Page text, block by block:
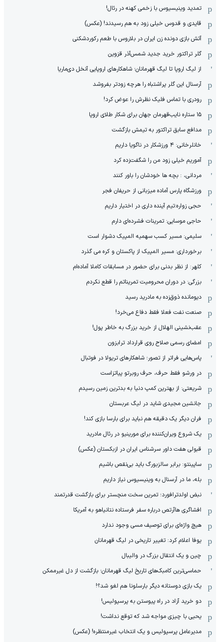
تمدید وینیسیوس با زخمی کهنه در رئال!
قایدی و قدوس خیلی زود به هم رسیدند! (عکس)
آتش بازی دونده زن ایران در بلاروس با طعم رکوردشکنی
گلر تراکتور خرید جدید شمس‌آذر قزوین
از لیگ اروپا تا لیگ قهرمانان؛ شاهکارهای اروپایی آنخل دی‌ماریا
آرسنال این گلر پراشتباه را هرچه زودتر بفروشد
رودری با تماس فلیک نظرش را عوض کرد!
١۵ ستاره نایب‌قهرمان جهان برای شکار طلای اروپا
مدافع سابق تراکتور به تیمش بازگشت
خانلرخانی: ۴ ورزشکار در ناگویا داریم
آموریم خیلی زود من را شگفت‌زده کرد
مردانی، : بچه ها خودشان را باور کنند
ورزشگاه پارس آماده میزبانی از حریفان فجر
حجی زواره:تیم آینده داری در اختیار داریم
حاجی موسایی: تمرینات فشرده‌ای دارم
سلیمی: مسیر کسب سهمیه المپیک دشوار است
برخورداری: مسیر المپیک از پاکستان و کره می گذرد
کلهر: از نظر بدنی برای حضور در مسابقات کاملا آماده‌ام
بزرگی: در دوران محرومیت تمریناتم را قطع نکردم
دیومانده ذوق‌زده به مادرید رسید
صنعت نفت فعلا فقط دفاع می‌خرد!
عقب‌نشینی الهلال از خرید بزرگ به خاطر پول!
امضای رسمی صلاح روی قرارداد ترابزون
پاس‌هایی فراتر از تصور؛ شاهکارهای تریولا در فوتبال
در ورشو فقط حرف، حرف روبرتو پیاتزاست
شریعتی: از بهترین کمپ‌ دنیا به بدترین زمین‌ رسیدم
جانشین مجیدی شاید در لیگ عربستان
فران دیگر یک دقیقه هم نباید برای بارسا بازی کند!
یک شروع ویران‌کننده برای مورینیو در رئال مادرید
قبولی هفت داور سرشناس ایران در ازبکستان (عکس)
ساپینتو: برابر سالزبورگ باید بی‌نقص باشیم
بله، ما در آرسنال به وینیسیوس نیاز داریم
نبض اولدترافورد؛ تمرین سخت منچستر برای بازگشت قدرتمند
افشاگری هاآرتص درباره سفر فرستاده نتانیاهو به آمریکا
هیچ واژه‌ای برای توصیف مسی وجود ندارد
یوفا اعلام کرد: تغییر تاریخی در لیگ قهرمانان
چین و یک انتقال بزرگ در والیبال
حماسی‌ترین کامبک‌های تاریخ لیگ قهرمانان؛ بازگشت از دل غیرممکن
یک بازی دوستانه دیگر بارسلونا هم لغو شد؟!
دو خرید آزاد در راه پیوستن به پرسپولیس!
یحیی با چیزی مواجه شد که توقع نداشت!
مدیرعامل پرسپولیس و یک انتخاب غیرمنتظره! (عکس)